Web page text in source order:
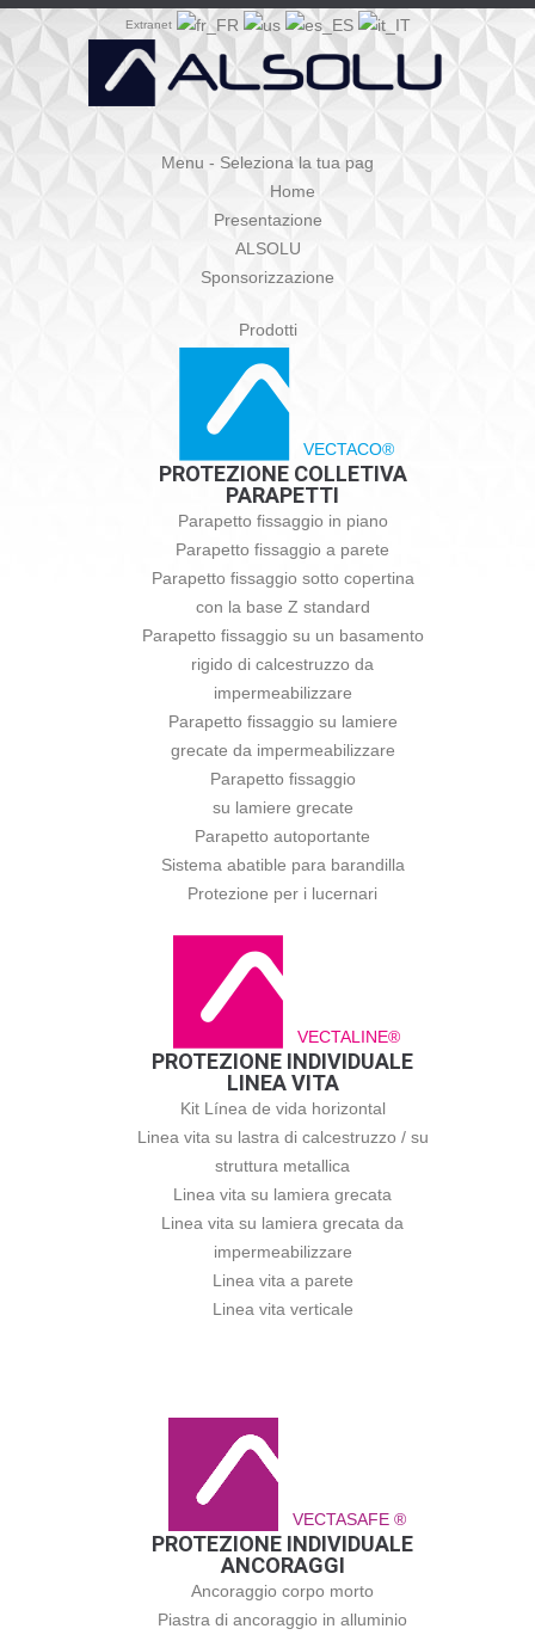
Extranet
Menu - Seleziona la tua pag
Home
Presentazione
ALSOLU
Sponsorizzazione
Prodotti
VECTACO®
PROTEZIONE COLLETIVA
PARAPETTI
Parapetto fissaggio in piano
Parapetto fissaggio a parete
Parapetto fissaggio sotto copertina
con la base Z standard
Parapetto fissaggio su un basamento
rigido di calcestruzzo da
impermeabilizzare
Parapetto fissaggio su lamiere
grecate da impermeabilizzare
Parapetto fissaggio
su lamiere grecate
Parapetto autoportante
Sistema abatible para barandilla
Protezione per i lucernari
VECTALINE®
PROTEZIONE INDIVIDUALE
LINEA VITA
Kit Línea de vida horizontal
Linea vita su lastra di calcestruzzo / su
struttura metallica
Linea vita su lamiera grecata
Linea vita su lamiera grecata da
impermeabilizzare
Linea vita a parete
Linea vita verticale
VECTASAFE ®
PROTEZIONE INDIVIDUALE
ANCORAGGI
Ancoraggio corpo morto
Piastra di ancoraggio in alluminio